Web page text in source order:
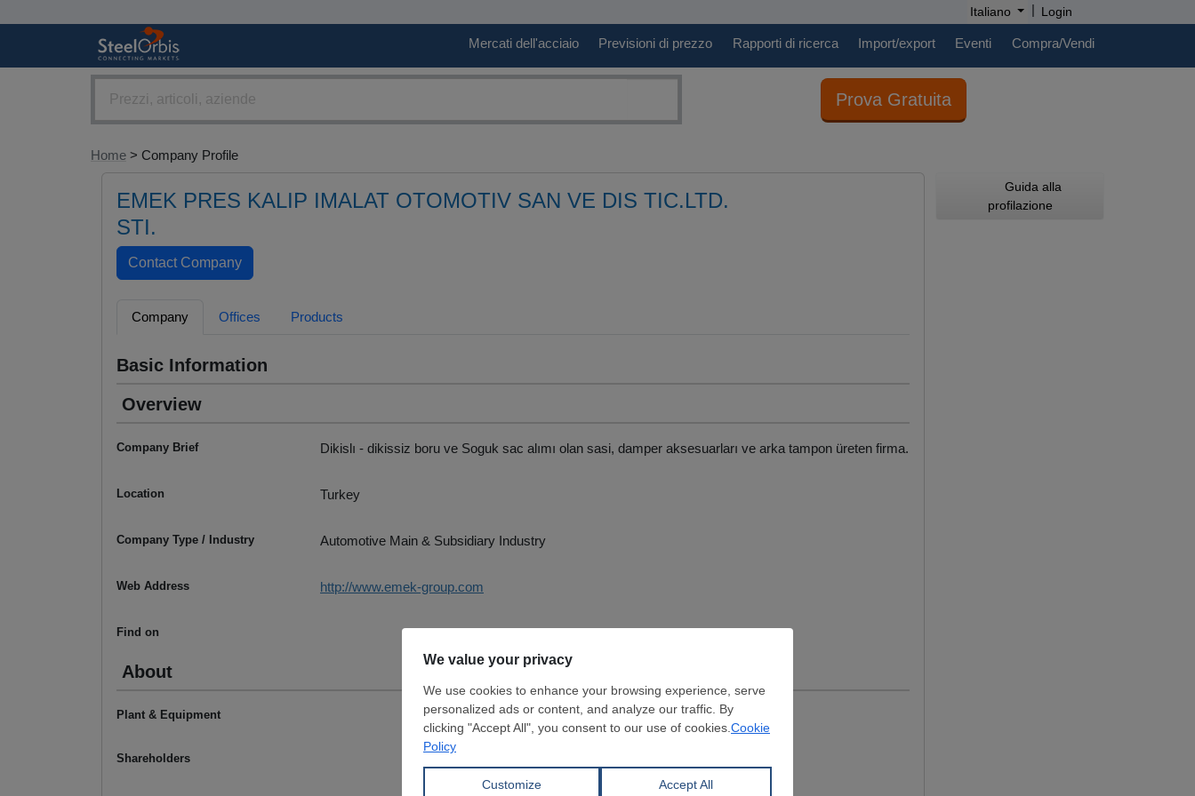
Italiano | Login
Mercati dell'acciaio Previsioni di prezzo Rapporti di ricerca Import/export Eventi Compra/Vendi
Prova Gratuita
Home > Company Profile
EMEK PRES KALIP IMALAT OTOMOTIV SAN VE DIS TIC.LTD.
STI.
Company Offices Products
Basic Information
Overview
Company Brief Dikislı - dikissiz boru ve Soguk sac alımı olan sasi, damper aksesuarları ve arka tampon üreten firma.
Location Turkey
Company Type / Industry Automotive Main & Subsidiary Industry
Web Address http://www.emek-group.com
Find on
About
Plant & Equipment
Shareholders
Guida alla
profilazione